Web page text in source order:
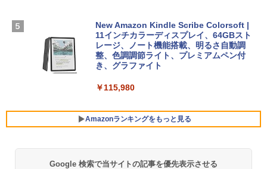
FMV ノートパソコン WE1-K3 (MS 365 P
ersonal/Copilotキー搭載/Win 11/15.6型/
Core i5/16GB/SSD 512GB/ホワイト) FM
VWK3E15W_AZ
￥119,800
￥1,600
New Amazon Kindle Scribe Colorsoft |
11インチカラーディスプレイ、64GBスト
レージ、ノート機能搭載、明るさ自動調
整、色調調節ライト、プレミアムペン付
き、グラファイト
￥115,980
Amazonランキングをもっと見る
Google 検索で当サイトの記事を優先表示させる